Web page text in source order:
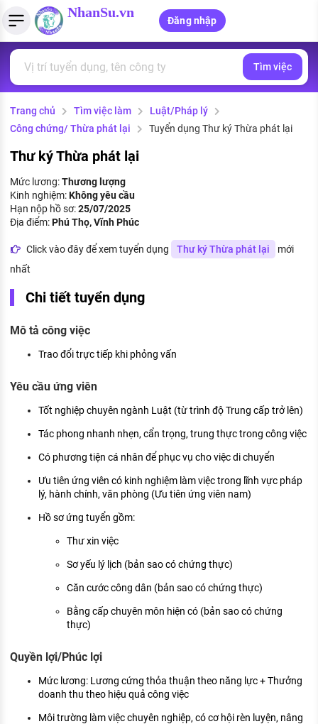
NhanSu.vn
Đăng nhập
Tìm việc làm
Việc làm ngành luật
Việc làm tốt nhất
CÔNG TY
Danh sách nhà tuyển dụng
Quản lý CV
Tải CV lên
MẪU CV THEO STYLE
Mẫu CV đơn giản
Mẫu CV hiện đại
Tính lương Gross - Net
Tính thuế thu nhập cá nhân
PHÁP LUẬT VIỆT NAM
Văn bản pháp luật
Chính sách mới
PHÁP LUẬT LAO ĐỘNG
Lao động và tiền lương
Bảo hiểm và phúc lợi
Thuế thu nhập
Chính sách lao động
KHÁM PHÁ NGHỀ NGHIỆP
Tử vi nghề nghiệp
Kỹ năng nghề nghiệp
HƯỚNG NGHIỆP VIỆC LÀM
Đặc trưng từng nghề
Xu hướng việc làm
XÂY DỰNG VÀ PHÁT TRIỂN ĐỘI NGŨ
NHÂN SỰ
Tìm việc
Trang chủ Tìm việc làm
Luật/Pháp lý
Công chứng/ Thừa phát lại
Tuyển dụng Thư ký Thừa phát lại
Thư ký Thừa phát lại
Mức lương:Thương lượng
Kinh nghiệm:Không yêu cầu
Hạn nộp hồ sơ:25/07/2025
Địa điểm:Phú Thọ, Vĩnh Phúc
Click vào đây để xem tuyển dụng Thư ký Thừa phát lại
mới
nhất
Chi tiết tuyển dụng
Mô tả công việc
Trao đổi trực tiếp khi phỏng vấn
Yêu cầu ứng viên
Tốt nghiệp chuyên ngành Luật (từ trình độ Trung cấp trở lên)
Tác phong nhanh nhẹn, cẩn trọng, trung thực trong công việc
Có phương tiện cá nhân để phục vụ cho việc di chuyển
Ưu tiên ứng viên có kinh nghiệm làm việc trong lĩnh vực pháp
lý, hành chính, văn phòng (Ưu tiên ứng viên nam)
Hồ sơ ứng tuyển gồm:
Thư xin việc
Sơ yếu lý lịch (bản sao có chứng thực)
Căn cước công dân (bản sao có chứng thực)
Bằng cấp chuyên môn hiện có (bản sao có chứng
thực)
Quyền lợi/Phúc lợi
Mức lương: Lương cứng thỏa thuận theo năng lực + Thưởng
doanh thu theo hiệu quả công việc
Môi trường làm việc chuyên nghiệp, có cơ hội rèn luyện, nâng